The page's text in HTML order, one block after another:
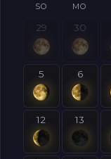
SO MO
29 30
5 6
12 13